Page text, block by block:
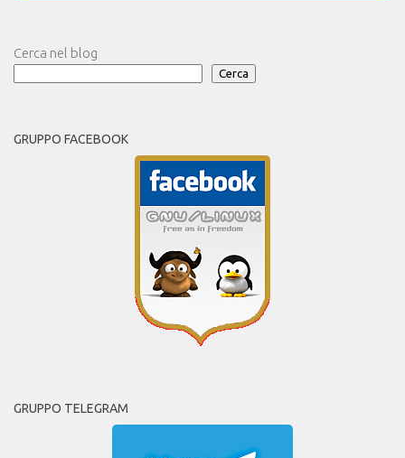
Cerca nel blog
Cerca
GRUPPO FACEBOOK
GRUPPO TELEGRAM